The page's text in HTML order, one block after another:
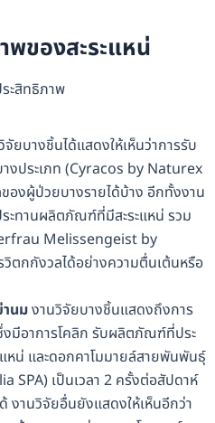
พของสะระแหน่
ระสิทธิภาพ
ยบางชิ้นได้แสดงให้เห็นว่าการรับ
งประเภท (Cyracos by Naturex
องผู้ป่วยบางรายได้บ้าง อีกทั้งงาน
ะทานผลิตภัณฑ์ที่มีสะระแหน่ รวม
Melissengeist by
ตกกังวลได้อย่างความตื่นเต้นหรือ
นมงานวิจัยบางชิ้นแสดงถึงการ
มีอาการโคลิก รับผลิตภัณฑ์ที่ประ
หน่ และดอกคาโมมายล์สายพันพันธุ์
SPA) เป็นเวลา 2 ครั้งต่อสัปดาห์
งานวิจัยอื่นยังแสดงให้เห็นอีกว่า